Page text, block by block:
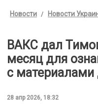
Новости Новости
ВАКС дал
месяц для
с материалами
28 апр 2026, 18:32